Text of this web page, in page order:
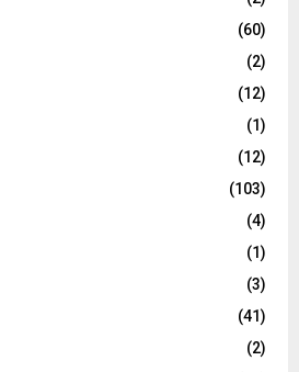
(60)
(2)
(12)
(1)
(12)
(103)
(4)
(1)
(3)
(41)
(2)